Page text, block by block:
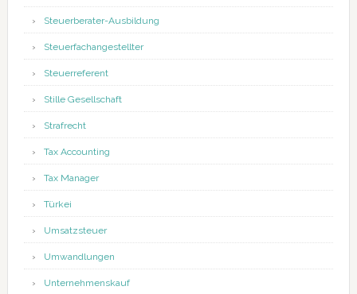
Steuerberater-Ausbildung
Steuerfachangestellter
Steuerreferent
Stille Gesellschaft
Strafrecht
Tax Accounting
Tax Manager
Türkei
Umsatzsteuer
Umwandlungen
Unternehmenskauf